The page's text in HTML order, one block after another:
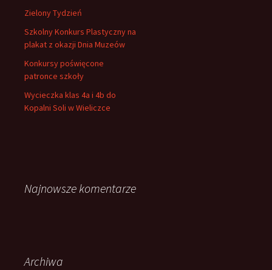
Zielony Tydzień
Szkolny Konkurs Plastyczny na
plakat z okazji Dnia Muzeów
Konkursy poświęcone
patronce szkoły
Wycieczka klas 4a i 4b do
Kopalni Soli w Wieliczce
Najnowsze komentarze
Archiwa